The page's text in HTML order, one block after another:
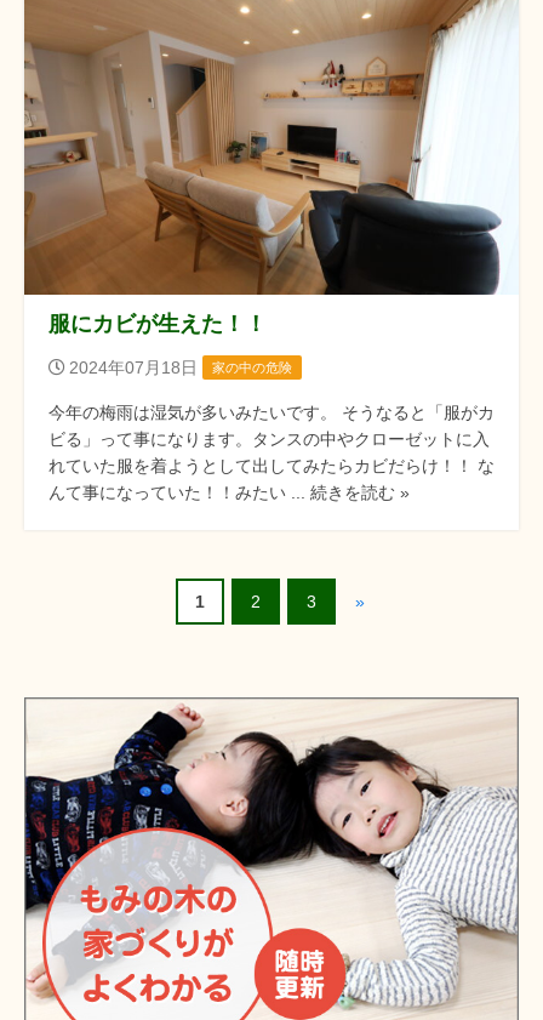
服にカビが生えた！！
2024年07月18日 家の中の危険
今年の梅雨は湿気が多いみたいです。 そうなると「服がカ
ビる」って事になります。タンスの中やクローゼットに入
れていた服を着ようとして出してみたらカビだらけ！！ な
んて事になっていた！！みたい ... 続きを読む »
1 2 3 »